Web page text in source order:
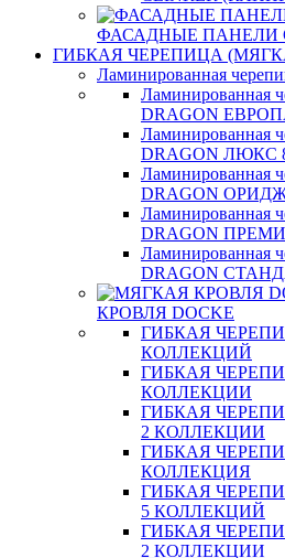
ФАСАДНЫЕ ПАНЕЛИ
ГИБКАЯ ЧЕРЕПИЦА
Ламинированная
Ламинированная
DRAGON
Ламинированная
DRAGON ЛЮКС
Ламинированная
DRAGON
Ламинированная
DRAGON
Ламинированная
DRAGON
КРОВЛЯ DOCKE
ГИБКАЯ
КОЛЛЕКЦИЙ
ГИБКАЯ
КОЛЛЕКЦИИ
ГИБКАЯ
2 КОЛЛЕКЦИИ
ГИБКАЯ
КОЛЛЕКЦИЯ
ГИБКАЯ
5 КОЛЛЕКЦИЙ
ГИБКАЯ
2 КОЛЛЕКЦИИ